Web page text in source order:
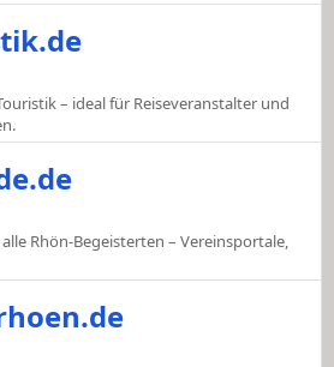
– ideal für Reiseveranstalter und
Rhön-Begeisterten – Vereinsportale,